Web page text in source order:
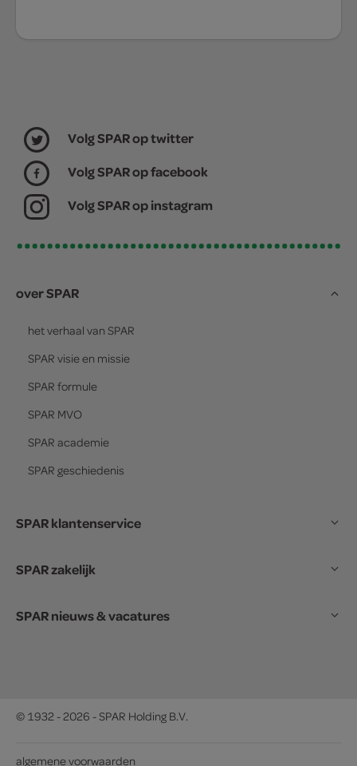
Volg SPAR op twitter
Volg SPAR op facebook
Volg SPAR op instagram
over SPAR
het verhaal van SPAR
SPAR visie en missie
SPAR formule
SPAR MVO
SPAR academie
SPAR geschiedenis
SPAR klantenservice
SPAR zakelijk
SPAR nieuws & vacatures
© 1932 - 2026 - SPAR Holding B.V.
algemene voorwaarden